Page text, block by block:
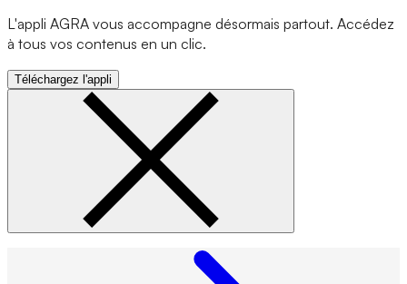
L'appli AGRA vous accompagne désormais partout. Accédez
à tous vos contenus en un clic.
Téléchargez l'appli